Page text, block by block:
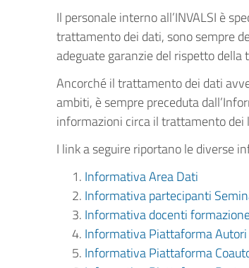
Il personale interno all’INVALSI è
trattamento dei dati, sono sempre
adeguate garanzie del rispetto della
Ancorché il trattamento dei dati
ambiti, è sempre preceduta
informazioni circa il trattamento dei
I link a seguire riportano le diverse
Informativa Area Dati
Informativa partecipanti
Informativa docenti
Informativa Piattaforma
Informativa Piattaforma